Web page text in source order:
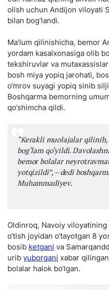
olish uchun Andijon viloyati
bilan bog‘landi.
Ma’lum qilinishicha, bemor
yordam kasalxonasiga olib
tekshiruvlar va
bosh miya yopiq jarohati,
o‘mrov suyagi yopiq sinib
Boshqarma bemorning
qo‘shimcha qildi.
“Kerakli muolajalar qilinib,
bog‘lam qo‘yildi.
bemor bolalar
yotqizildi”, – dedi
Muhammadiyev.
Oldinroq, Navoiy
o‘tish joyidan o‘tayotgan 8
bosib ketgani va
urib yuborgani xabar
bolalar halok bo‘lgan.